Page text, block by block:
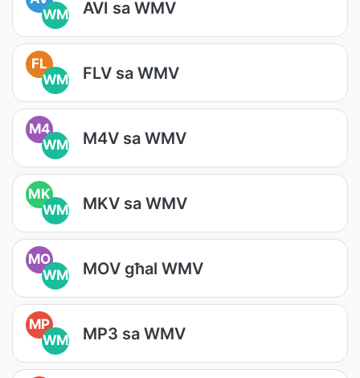
WM
AVI sa WMV
FL
WM
FLV sa WMV
M4
WM
M4V sa WMV
MK
WM
MKV sa WMV
MO
WM
MOV għal WMV
MP
WM
MP3 sa WMV